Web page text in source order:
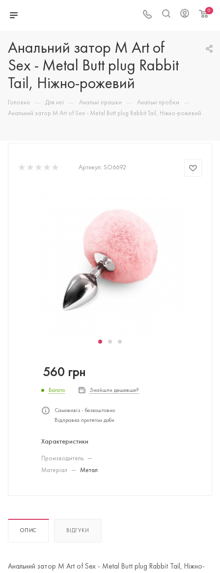
0
Анальний затор М Art of
Sex - Metal Butt plug Rabbit
Tail, Ніжно-рожевий
Головна — Для неї — Анальні іграшки — Анальні пробки —
Анальний затор М Art of Sex - Metal Butt plug Rabbit Tail, Ніжно-рожевий
Артикул: SO6692
560 грн
Багато Знайшли дешевше?
Самовивіз - безкоштовно
Відправка протягом доби
Характеристики
Производитель
—
Матеріал
— Метал
ОПИС ВІДГУКИ
Анальний затор М Art of Sex - Metal Butt plug Rabbit Tail, Ніжно-